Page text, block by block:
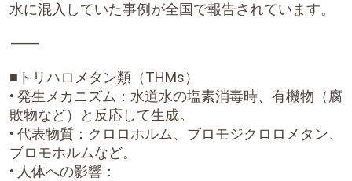
水に混入していた事例が全国で報告されています。
⸻
■トリハロメタン類（THMs）
• 発生メカニズム：水道水の塩素消毒時、有機物（腐
敗物など）と反応して生成。
• 代表物質：クロロホルム、ブロモジクロロメタン、
ブロモホルムなど。
• 人体への影響：